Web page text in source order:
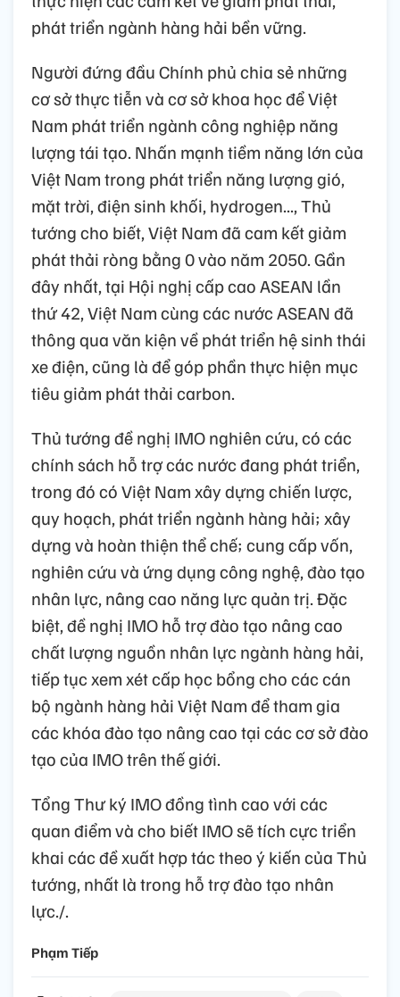
phát triển ngành hàng hải bền vững.
Người đứng đầu Chính phủ chia sẻ những
cơ sở thực tiễn và cơ sở khoa học để Việt
Nam phát triển ngành công nghiệp năng
lượng tái tạo. Nhấn mạnh tiềm năng lớn của
Việt Nam trong phát triển năng lượng gió,
mặt trời, điện sinh khối, hydrogen..., Thủ
tướng cho biết, Việt Nam đã cam kết giảm
phát thải ròng bằng 0 vào năm 2050. Gần
đây nhất, tại Hội nghị cấp cao ASEAN lần
thứ 42, Việt Nam cùng các nước ASEAN đã
thông qua văn kiện về phát triển hệ sinh thái
xe điện, cũng là để góp phần thực hiện mục
tiêu giảm phát thải carbon.
Thủ tướng đề nghị IMO nghiên cứu, có các
chính sách hỗ trợ các nước đang phát triển,
trong đó có Việt Nam xây dựng chiến lược,
quy hoạch, phát triển ngành hàng hải; xây
dựng và hoàn thiện thể chế; cung cấp vốn,
nghiên cứu và ứng dụng công nghệ, đào tạo
nhân lực, nâng cao năng lực quản trị. Đặc
biệt, đề nghị IMO hỗ trợ đào tạo nâng cao
chất lượng nguồn nhân lực ngành hàng hải,
tiếp tục xem xét cấp học bổng cho các cán
bộ ngành hàng hải Việt Nam để tham gia
các khóa đào tạo nâng cao tại các cơ sở đào
tạo của IMO trên thế giới.
Tổng Thư ký IMO đồng tình cao với các
quan điểm và cho biết IMO sẽ tích cực triển
khai các đề xuất hợp tác theo ý kiến của Thủ
tướng, nhất là trong hỗ trợ đào tạo nhân
lực./.
Phạm Tiếp